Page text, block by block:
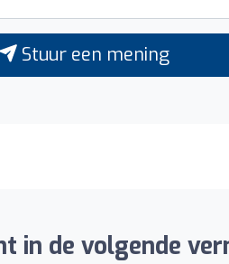
Stuur een mening
in de volgende